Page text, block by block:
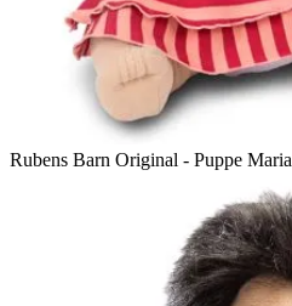
Rubens Barn Original - Puppe Maria